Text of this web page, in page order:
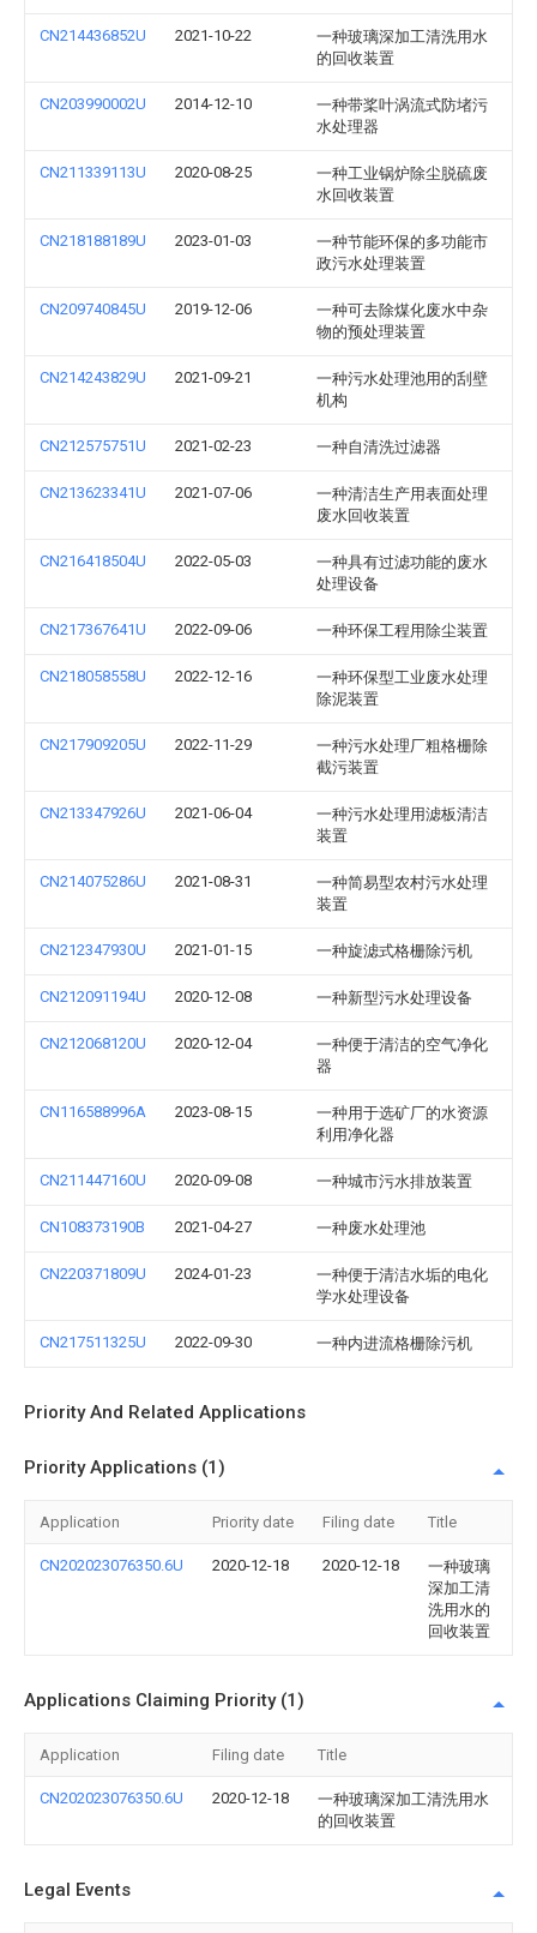
CN214436852U 2021-10-22
一种玻璃深加工清洗用水
的回收装置
CN203990002U 2014-12-10
一种带桨叶涡流式防堵污
水处理器
CN211339113U 2020-08-25
一种工业锅炉除尘脱硫废
水回收装置
CN218188189U 2023-01-03
一种节能环保的多功能市
政污水处理装置
CN209740845U 2019-12-06
一种可去除煤化废水中杂
物的预处理装置
CN214243829U 2021-09-21
一种污水处理池用的刮壁
机构
CN212575751U 2021-02-23 一种自清洗过滤器
CN213623341U 2021-07-06
一种清洁生产用表面处理
废水回收装置
CN216418504U 2022-05-03
一种具有过滤功能的废水
处理设备
CN217367641U 2022-09-06 一种环保工程用除尘装置
CN218058558U 2022-12-16
一种环保型工业废水处理
除泥装置
CN217909205U 2022-11-29
一种污水处理厂粗格栅除
截污装置
CN213347926U 2021-06-04
一种污水处理用滤板清洁
装置
CN214075286U 2021-08-31
一种简易型农村污水处理
装置
CN212347930U 2021-01-15 一种旋滤式格栅除污机
CN212091194U 2020-12-08 一种新型污水处理设备
CN212068120U 2020-12-04
一种便于清洁的空气净化
器
CN116588996A 2023-08-15
一种用于选矿厂的水资源
利用净化器
CN211447160U 2020-09-08 一种城市污水排放装置
CN108373190B 2021-04-27 一种废水处理池
CN220371809U 2024-01-23
一种便于清洁水垢的电化
学水处理设备
CN217511325U 2022-09-30 一种内进流格栅除污机
Priority And Related Applications
Priority Applications (1)
Application Priority date Filing date Title
CN202023076350.6U 2020-12-18 2020-12-18
一种玻璃
深加工清
洗用水的
回收装置
Applications Claiming Priority (1)
Application Filing date Title
CN202023076350.6U 2020-12-18
一种玻璃深加工清洗用水
的回收装置
Legal Events